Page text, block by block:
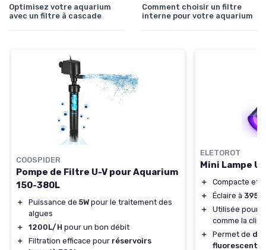
Optimisez votre aquarium
avec un filtre à cascade
Comment choisir un filtre
interne pour votre aquarium
COOSPIDER
Pompe de Filtre U-V pour Aquarium
150-380L
＋ Puissance de 5W pour le traitement des
algues
＋
1200L/H pour un bon débit
＋
Filtration efficace pour réservoirs
ELETOROT
Mini Lampe
＋ Compacte et
＋
Éclaire à
＋
Utilisée pour
comme la
＋
Permet de
fluorescentes